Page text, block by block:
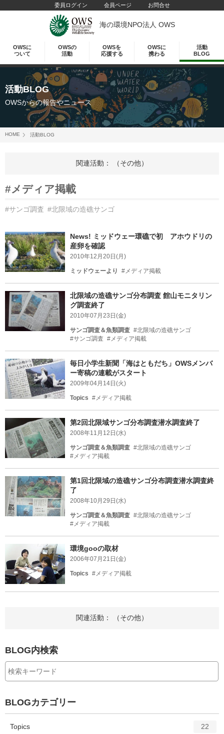
委員ログイン 会員ページ お問合せ
海の環境NPO法人 OWS
OWSに
ついて
OWSの
活動
OWSを
応援する
OWSに
携わる
活動
BLOG
活動BLOG
OWSからの報告やニュース
HOME 活動BLOG
関連活動： （その他）
#メディア掲載
#サンゴ調査 #北限域の造礁サンゴ
News! ミッドウェー環礁で初 アホウドリの
産卵を確認
2010年12月20日(月)
ミッドウェーより #メディア掲載
北限域の造礁サンゴ分布調査 館山モニタリン
グ調査終了
2010年07月23日(金)
サンゴ調査＆魚類調査 #北限域の造礁サンゴ
#サンゴ調査 #メディア掲載
毎日小学生新聞「海はともだち」OWSメンバ
ー寄稿の連載がスタート
2009年04月14日(火)
Topics #メディア掲載
第2回北限域サンゴ分布調査潜水調査終了
2008年11月12日(水)
サンゴ調査＆魚類調査 #北限域の造礁サンゴ
#メディア掲載
第1回北限域の造礁サンゴ分布調査潜水調査終
了
2008年10月29日(水)
サンゴ調査＆魚類調査 #北限域の造礁サンゴ
#メディア掲載
環境gooの取材
2006年07月21日(金)
Topics #メディア掲載
関連活動： （その他）
BLOG内検索
BLOGカテゴリー
Topicsエ
22
件